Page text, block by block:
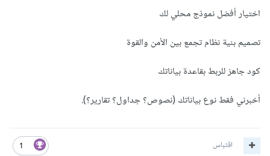
اختيار أفضل نموذج محلي لك
تصميم بنية نظام تجمع بين الأمن والقوة
كود جاهز للربط بقاعدة بياناتك
أخبرني فقط نوع بياناتك (نصوص؟ جداول؟ تقارير؟).
1 اقتباس